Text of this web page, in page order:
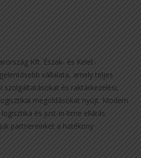
Kft. Észak- és Kelet-
vállalata, amely teljes
szolgáltatásokat és raktárkezelési,
megoldásokat nyújt. Modern
és just-in-time ellátás
partnereinket a hatékony